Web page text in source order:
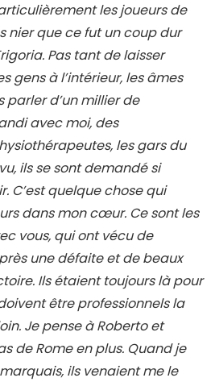
les joueurs de
nier que ce fut un coup dur
Pas tant de laisser
gens à l’intérieur, les âmes
parler d’un millier de
avec moi, des
les gars du
ils se sont demandé si
C’est quelque chose qui
dans mon cœur. Ce sont les
vous, qui ont vécu de
une défaite et de beaux
Ils étaient toujours là pour
être professionnels la
Je pense à Roberto et
de Rome en plus. Quand je
ils venaient me le